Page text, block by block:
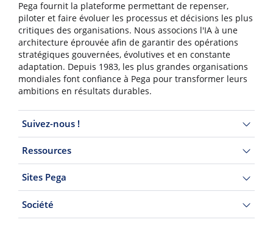
Pega fournit la plateforme permettant de repenser,
piloter et faire évoluer les processus et décisions les plus
critiques des organisations. Nous associons l'IA à une
architecture éprouvée afin de garantir des opérations
stratégiques gouvernées, évolutives et en constante
adaptation. Depuis 1983, les plus grandes organisations
mondiales font confiance à Pega pour transformer leurs
ambitions en résultats durables.
Suivez-nous !
Ressources
Sites Pega
Société